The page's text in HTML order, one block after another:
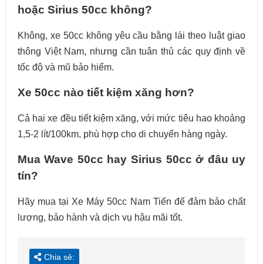
hoặc Sirius 50cc không?
Không, xe 50cc không yêu cầu bằng lái theo luật giao
thông Việt Nam, nhưng cần tuân thủ các quy định về
tốc độ và mũ bảo hiểm.
Xe 50cc nào tiết kiệm xăng hơn?
Cả hai xe đều tiết kiệm xăng, với mức tiêu hao khoảng
1,5-2 lít/100km, phù hợp cho di chuyển hàng ngày.
Mua Wave 50cc hay Sirius 50cc ở đâu uy
tín?
Hãy mua tại Xe Máy 50cc Nam Tiến để đảm bảo chất
lượng, bảo hành và dịch vụ hậu mãi tốt.
Chia sẻ: